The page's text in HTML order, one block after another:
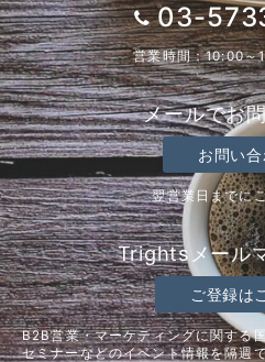
03-
営業時間：10:00～
メールでお
お問い
翌営業日までに
Trightsメール
ご登録は
B2B営業・マーケティングに関する
セミナーなどのイベント情報を隔週